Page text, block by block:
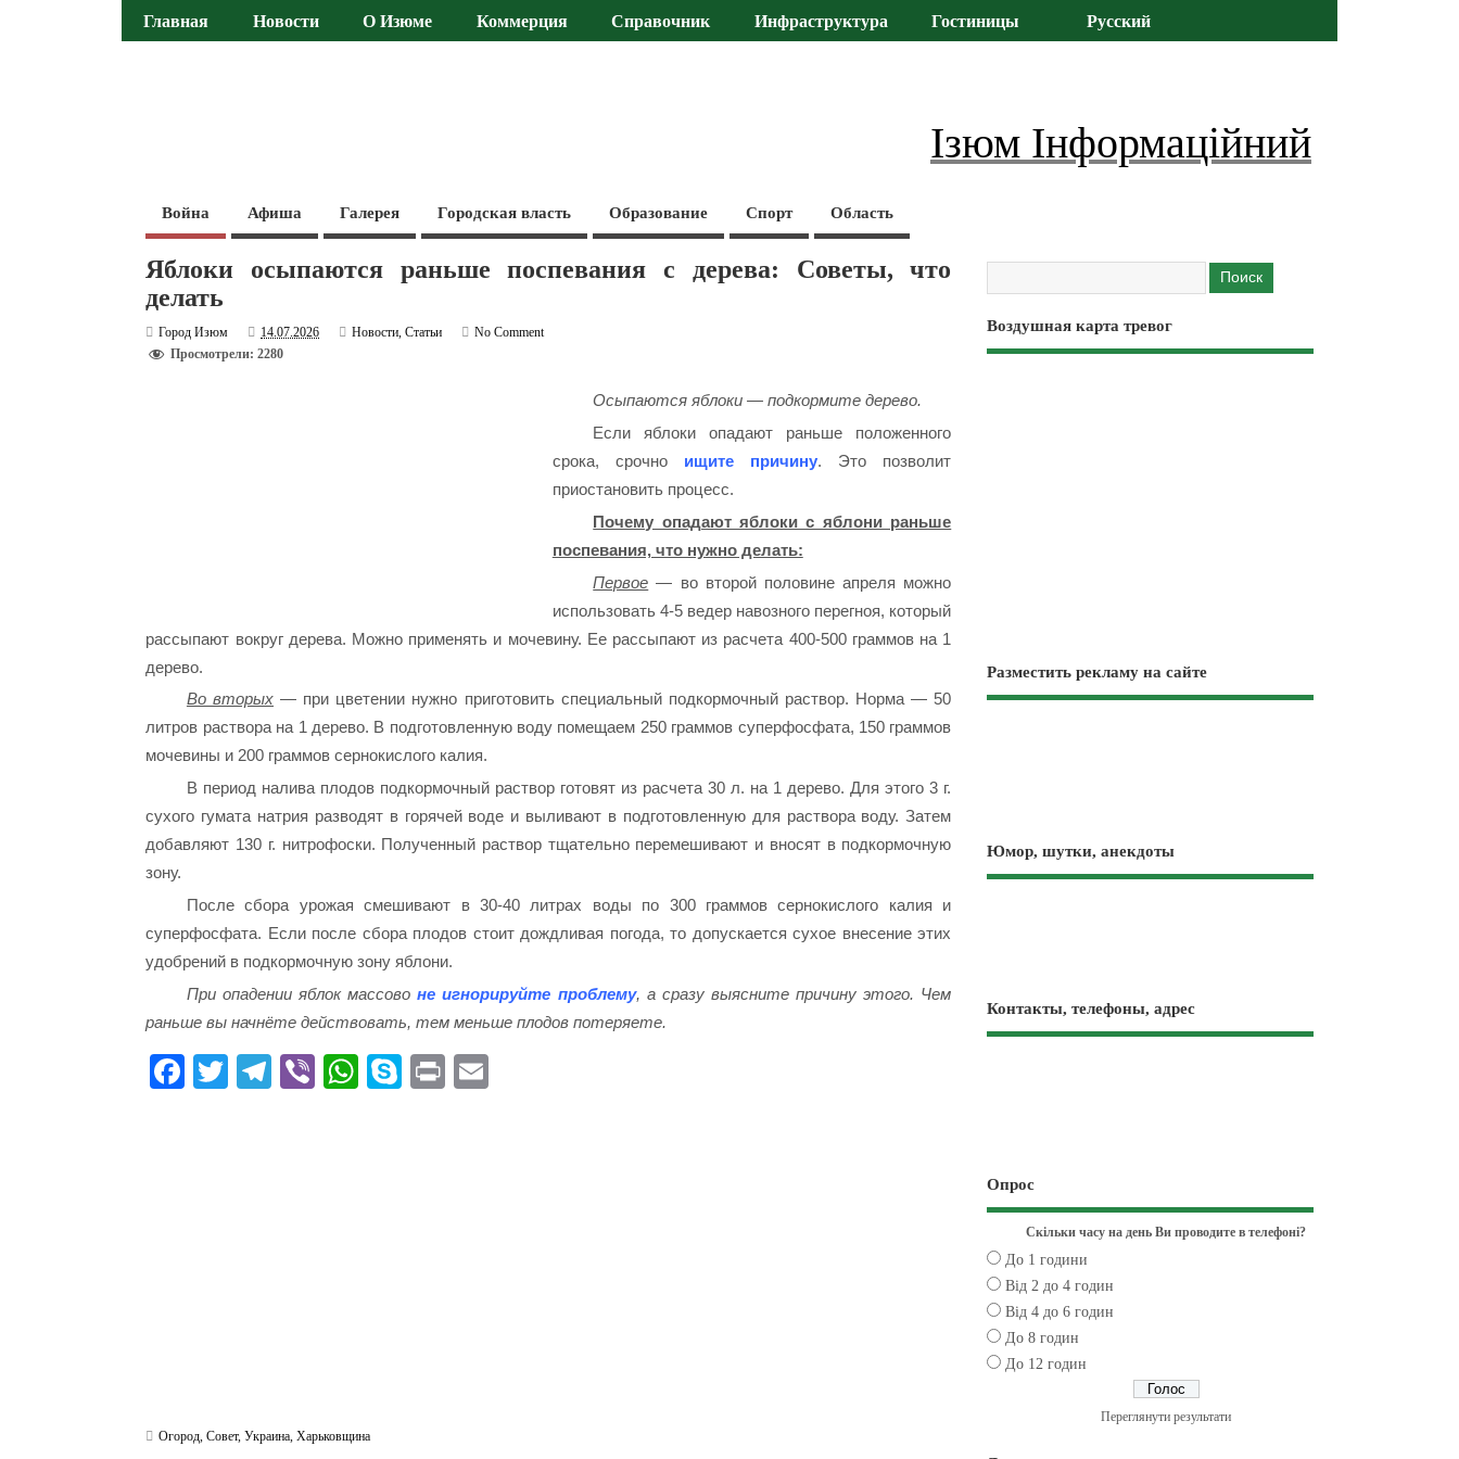
Главная Новости О Изюме Коммерция Справочник Инфраструктура Гостиницы Русский
Ізюм Інформаційний
Война Афиша Галерея Городская власть Образование Спорт Область
Яблоки осыпаются раньше поспевания с дерева: Советы, что
делать
Город Изюм 14.07.2026 Новости,Статьи
No Comment
Просмотрели: 2280
Осыпаются яблoки — подкормите деревo.
Если яблоки опадают раньше положенного
срока, срочно ищите причину. Это позволит
приостановить процесс.
Почему опадают яблоки с яблони раньше
поспевания, что нужно делать:
Первое — во второй половине апреля можно
использовать 4-5 ведер навозного перегноя, который
рассыпают вокруг дерева. Можно применять и мочевину. Ее рассыпают из расчета 400-500 граммов на 1
дерево.
Во вторых — при цветении нужно приготовить специальный подкормочный раствор. Норма — 50
литров раствора на 1 дерево. В подготовленную воду помещаем 250 граммов суперфосфата, 150 граммов
мочевины и 200 граммов сернокислого калия.
В период налива плодов подкормочный раствор готовят из расчета 30 л. на 1 дерево. Для этого 3 г.
сухого гумата натрия разводят в горячей воде и выливают в подготовленную для раствора воду. Затем
добавляют 130 г. нитрофоски. Полученный раствор тщательно перемешивают и вносят в подкормочную
зону.
После сбора урожая смешивают в 30-40 литрах воды по 300 граммов сернокислого калия и
суперфосфата. Если после сбора плодов стоит дождливая погода, то допускается сухое внесение этих
удобрений в подкормочную зону яблони.
При опадении яблок массовоне игнорируйте проблему, а сразу выясните причину этого. Чем
раньше вы начнёте действовать, тем меньше плодов потеряете.
Fa T
Te Vi
W
S
Pr
Огород ,Совет,Украина ,Харьковщина
Воздушная карта тревог
Разместить рекламу на сайте
Юмор, шутки, анекдоты
Контакты, телефоны, адрес
Опрос
Скільки часу на день Ви проводите в телефоні?
До 1 години
Від 2 до 4 годин
Від 4 до 6 годин
До 8 годин
До 12 годин
Переглянути результати